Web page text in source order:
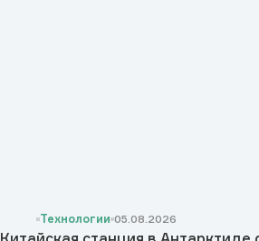
Технологии 05.08.2026